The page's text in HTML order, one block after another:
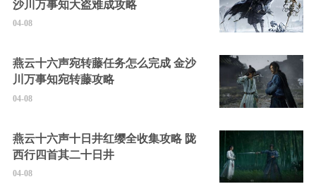
沙川万事知大盗难成攻略
04-08
燕云十六声宛转藤任务怎么完成 金沙
川万事知宛转藤攻略
04-08
燕云十六声十日井红缨全收集攻略 陇
西行四首其二十日井
04-08